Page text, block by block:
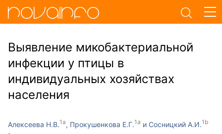
Выявление микобактериальной
инфекции у птицы в
индивидуальных хозяйствах
населения
Алексеева Н.В. Прокушенкова Е.Г. Сосницкий А.И.